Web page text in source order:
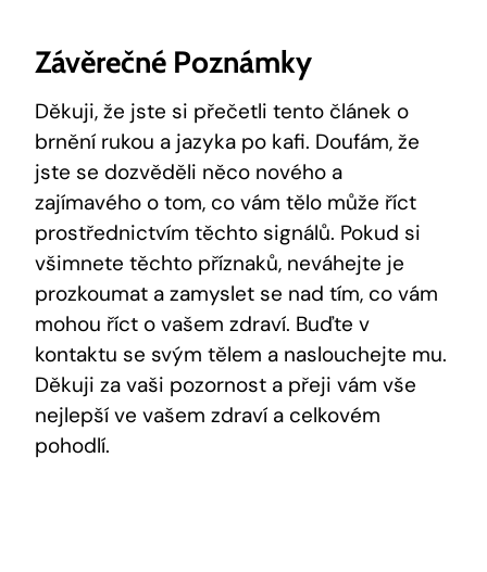
Závěrečné Poznámky
Děkuji, že jste si přečetli tento článek o
brnění rukou a jazyka po kafi. Doufám, že
jste se dozvěděli něco nového a
zajímavého o tom, co vám tělo může říct
prostřednictvím těchto signálů. Pokud si
všimnete těchto příznaků, neváhejte je
prozkoumat a zamyslet se nad tím, co vám
mohou říct o vašem zdraví. Buďte v
kontaktu se svým tělem a naslouchejte mu.
Děkuji za vaši pozornost a přeji vám vše
nejlepší ve vašem zdraví a celkovém
pohodlí.